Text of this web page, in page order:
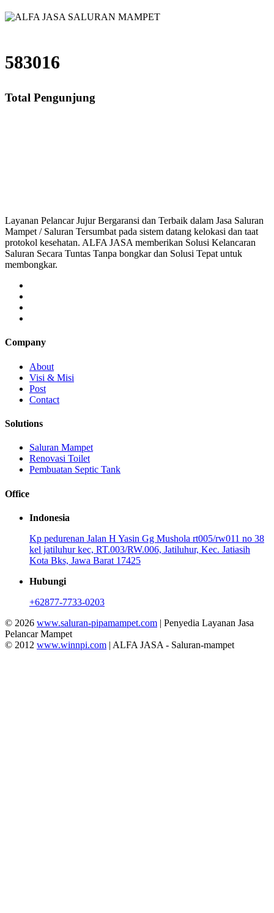
583016
Total Pengunjung
Layanan Pelancar Jujur Bergaransi dan Terbaik dalam Jasa Saluran
Mampet / Saluran Tersumbat pada sistem datang kelokasi dan taat
protokol kesehatan. ALFA JASA memberikan Solusi Kelancaran
Saluran Secara Tuntas Tanpa bongkar dan Solusi Tepat untuk
membongkar.
Company
About
Visi & Misi
Post
Contact
Solutions
Saluran Mampet
Renovasi Toilet
Pembuatan Septic Tank
Office
Indonesia
Kp pedurenan Jalan H Yasin Gg Mushola rt005/rw011 no 38
kel jatiluhur kec, RT.003/RW.006, Jatiluhur, Kec. Jatiasih
Kota Bks, Jawa Barat 17425
Hubungi
+62877-7733-0203
© 2026 www.saluran-pipamampet.com | Penyedia Layanan Jasa
Pelancar Mampet
© 2012 www.winnpi.com | ALFA JASA - Saluran-mampet